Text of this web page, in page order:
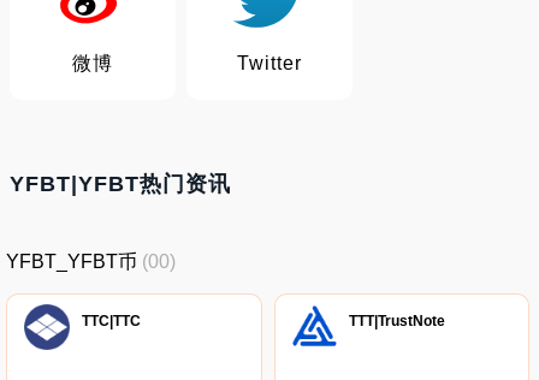
微博 Twitter
YFBT|YFBT热门资讯
YFBT_YFBT币 (00)
TTC|TTC TTT|TrustNote